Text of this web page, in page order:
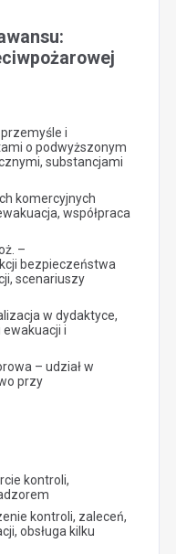
i
o podwyższonym
substancjami
komercyjnych
współpraca
–
bezpieczeństwa
scenariuszy
w dydaktyce,
i
– udział w
przy
kontroli,
kontroli, zaleceń,
obsługa kilku